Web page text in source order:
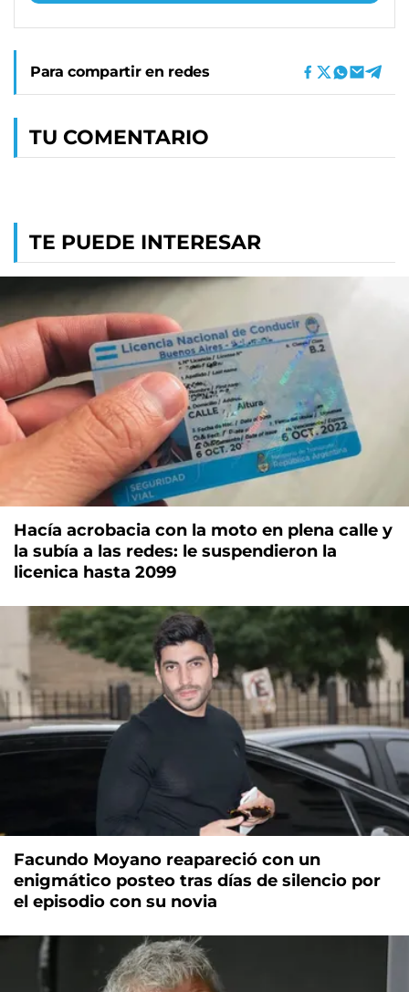
Para compartir en redes
TU COMENTARIO
TE PUEDE INTERESAR
Hacía acrobacia con la moto en plena calle y
la subía a las redes: le suspendieron la
licenica hasta 2099
Facundo Moyano reapareció con un
enigmático posteo tras días de silencio por
el episodio con su novia